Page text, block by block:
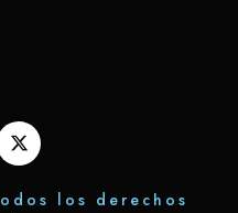
los derechos